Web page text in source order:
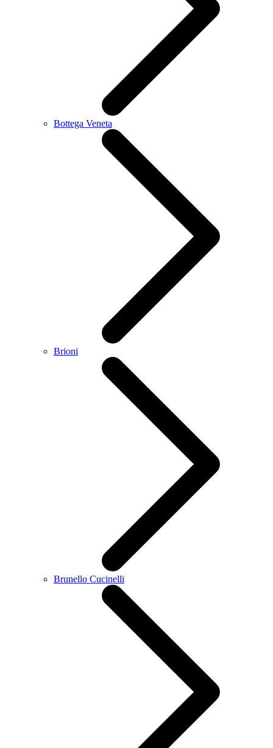
Bottega Veneta
Brioni
Brunello Cucinelli